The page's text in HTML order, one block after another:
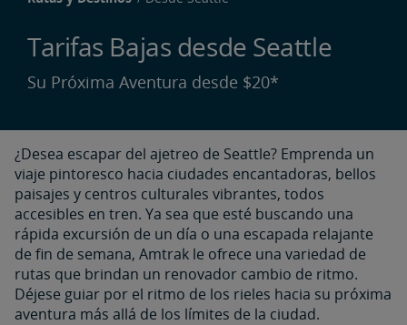
Tarifas Bajas desde Seattle
Su Próxima Aventura desde $20*
¿Desea escapar del ajetreo de Seattle? Emprenda un
viaje pintoresco hacia ciudades encantadoras, bellos
paisajes y centros culturales vibrantes, todos
accesibles en tren. Ya sea que esté buscando una
rápida excursión de un día o una escapada relajante
de fin de semana, Amtrak le ofrece una variedad de
rutas que brindan un renovador cambio de ritmo.
Déjese guiar por el ritmo de los rieles hacia su próxima
aventura más allá de los límites de la ciudad.